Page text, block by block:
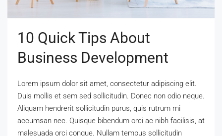
10 Quick Tips About
Business Development
Lorem ipsum dolor sit amet, consectetur adipiscing elit.
Duis mollis et sem sed sollicitudin. Donec non odio neque.
Aliquam hendrerit sollicitudin purus, quis rutrum mi
accumsan nec. Quisque bibendum orci ac nibh facilisis, at
malesuada orci congue. Nullam tempus sollicitudin